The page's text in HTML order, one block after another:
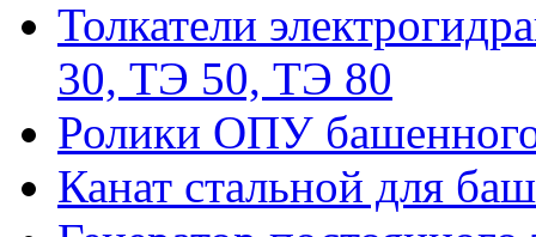
Толкатели
30, ТЭ 50, ТЭ 80
Ролики ОПУ
Канат стальной для